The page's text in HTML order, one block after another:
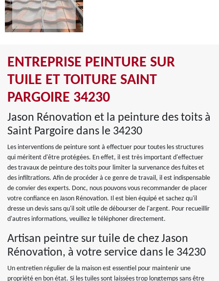
ENTREPRISE PEINTURE SUR
TUILE ET TOITURE SAINT
PARGOIRE 34230
Jason Rénovation et la peinture des toits à
Saint Pargoire dans le 34230
Les interventions de peinture sont à effectuer pour toutes les structures
qui méritent d'être protégées. En effet, il est très important d'effectuer
des travaux de peinture des toits pour limiter la survenance des fuites et
des infiltrations. Afin de procéder à ce genre de travail, il est indispensable
de convier des experts. Donc, nous pouvons vous recommander de placer
votre confiance en Jason Rénovation. Il est bien équipé et sachez qu'il
dresse un devis sans qu'il soit utile de débourser de l'argent. Pour recueillir
d'autres informations, veuillez le téléphoner directement.
Artisan peintre sur tuile de chez Jason
Rénovation, à votre service dans le 34230
Un entretien régulier de la maison est essentiel pour maintenir une
propriété en bon état. Si les tuiles sont laissées trop longtemps sans être